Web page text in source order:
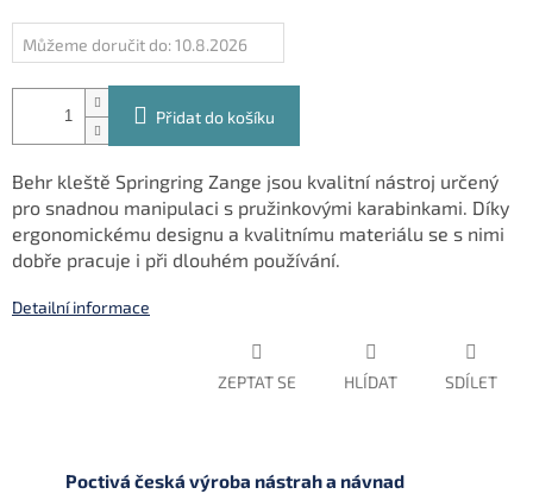
Můžeme doručit do: 10.8.2026
Přidat do košíku
Behr kleště Springring Zange jsou kvalitní nástroj určený
pro snadnou manipulaci s pružinkovými karabinkami. Díky
ergonomickému designu a kvalitnímu materiálu se s nimi
dobře pracuje i při dlouhém používání.
Detailní informace
ZEPTAT SE HLÍDAT SDÍLET
Poctivá česká výroba nástrah a návnad